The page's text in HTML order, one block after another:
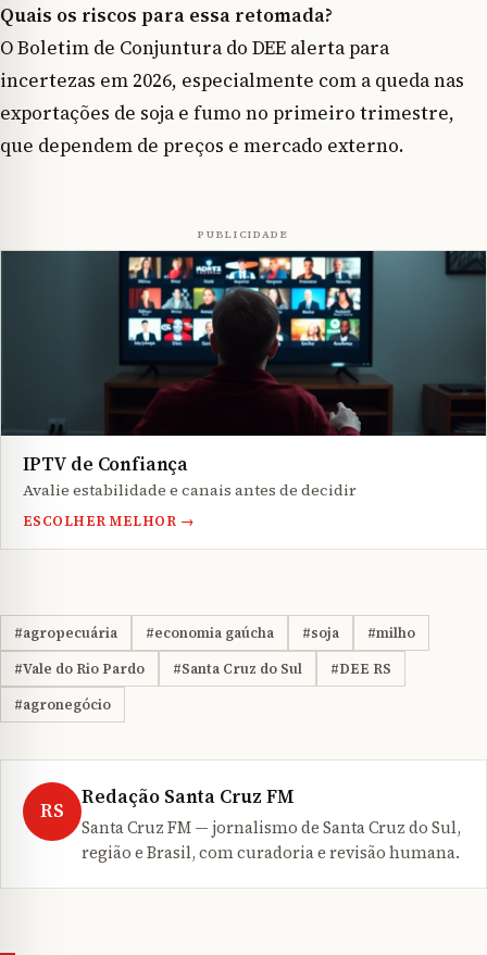
Quais os riscos para essa retomada?
O Boletim de Conjuntura do DEE alerta para
incertezas em 2026, especialmente com a queda nas
exportações de soja e fumo no primeiro trimestre,
que dependem de preços e mercado externo.
PUBLICIDADE
IPTV de Confiança
Avalie estabilidade e canais antes de decidir
ESCOLHER MELHOR →
#agropecuária #economia gaúcha #soja
#milho
#Vale do Rio Pardo
#Santa Cruz do Sul
#DEE RS
#agronegócio
RS
Redação Santa Cruz FM
Santa Cruz FM — jornalismo de Santa Cruz do Sul,
região e Brasil, com curadoria e revisão humana.